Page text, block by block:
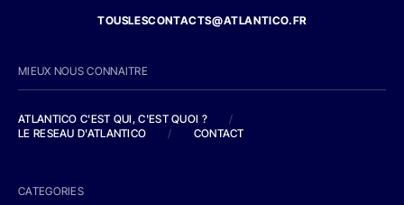
TOUSLESCONTACTS@ATLANTICO.FR
MIEUX NOUS CONNAITRE
ATLANTICO C'EST QUI, C'EST QUOI ?
/
LE RESEAU D'ATLANTICO
/ CONTACT
CATEGORIES